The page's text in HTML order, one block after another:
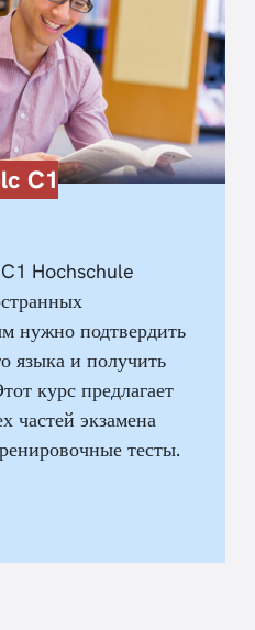
C1
Hochschule
нужно подтвердить
языка и получить
курс предлагает
частей экзамена
тесты.